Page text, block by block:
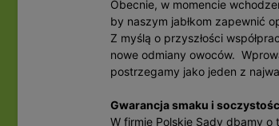
Obecnie, w momencie
by naszym jabłkom zapewnić
Z myślą o przyszłości
nowe odmiany owoców.
postrzegamy jako jeden z
Gwarancja smaku i
W firmie Polskie Sady dbamy o